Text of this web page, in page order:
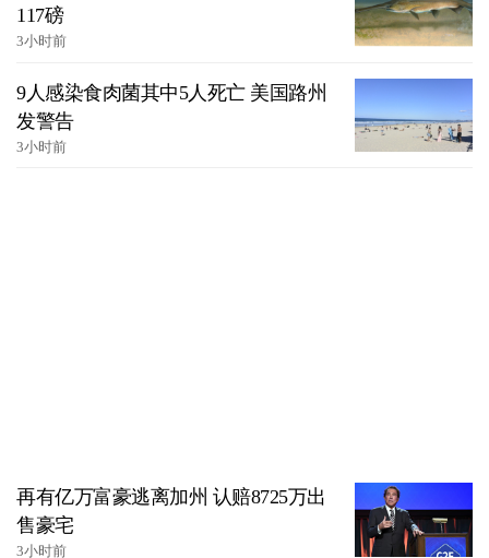
117磅
3小时前
9人感染食肉菌其中5人死亡 美国路州
发警告
3小时前
再有亿万富豪逃离加州 认赔8725万出
售豪宅
3小时前